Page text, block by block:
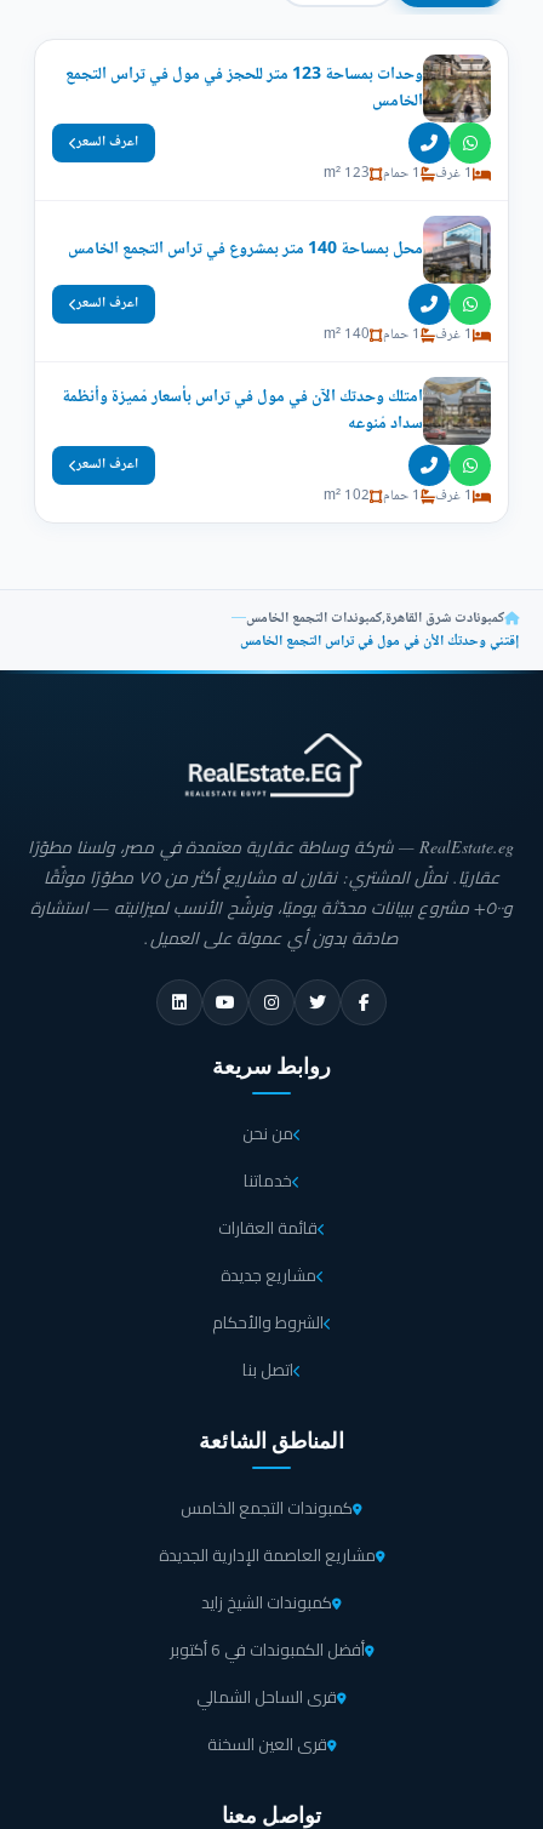
وحدات بمساحة 123 متر للحجز في مول في تراس التجمع
الخامس
1 غرف 1 حمام 123 m²
اعرف السعر
محل بمساحة 140 متر بمشروع في تراس التجمع الخامس
1 غرف 1 حمام 140 m²
اعرف السعر
امتلك وحدتك الآن في مول في تراس بأسعار مُميزة وأنظمة
سداد مُنوعه
1 غرف 1 حمام 102 m²
اعرف السعر
كمبونادت شرق القاهرة,كمبوندات التجمع الخامس—
إقتني وحدتك الأن في مول في تراس التجمع الخامس
RealEstate.eg — شركة وساطة عقارية معتمدة في مصر، ولسنا مطوّرًا
عقاريًا. نمثّل المشتري: نقارن له مشاريع أكثر من ٧٥ مطوّرًا موثّقًا
و٥٠٠+ مشروع ببيانات محدّثة يوميًا، ونرشّح الأنسب لميزانيته — استشارة
صادقة بدون أي عمولة على العميل.
روابط سريعة
من نحن
خدماتنا
قائمة العقارات
مشاريع جديدة
الشروط والأحكام
اتصل بنا
المناطق الشائعة
كمبوندات التجمع الخامس
مشاريع العاصمة الإدارية الجديدة
كمبوندات الشيخ زايد
أفضل الكمبوندات في 6 أكتوبر
قرى الساحل الشمالي
قرى العين السخنة
تواصل معنا